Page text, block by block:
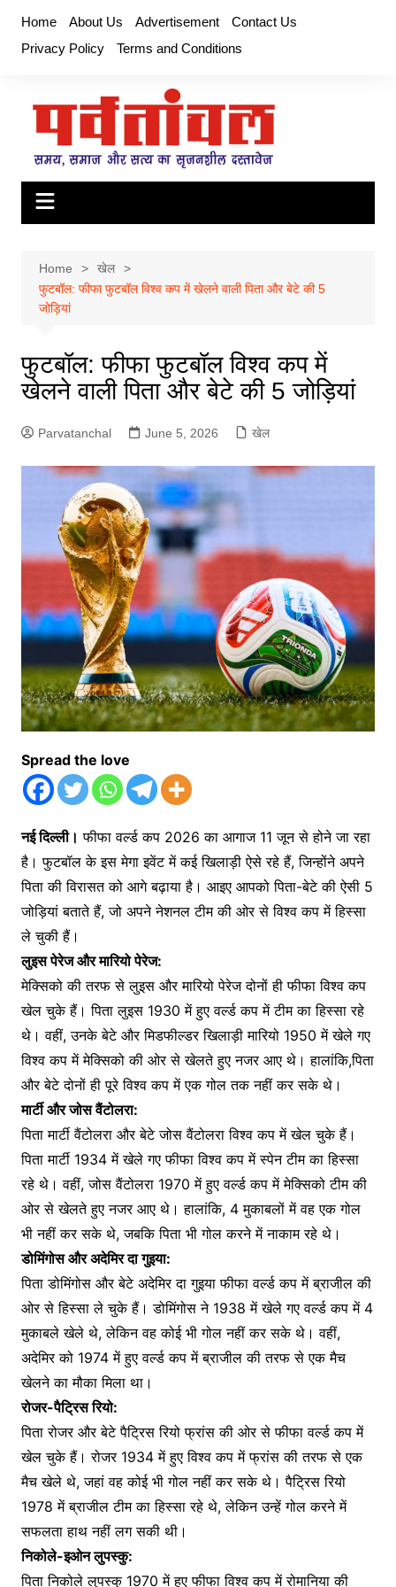
content
Home About Us Advertisement
Contact Us
Privacy Policy
Terms and Conditions
Home
खेल
फुटबॉल: फीफा फुटबॉल विश्व कप में खेलने वाली पिता और बेटे की 5
जोड़ियां
फुटबॉल: फीफा फुटबॉल विश्व कप में
खेलने वाली पिता और बेटे की 5 जोड़ियां
Parvatanchal June 5, 2026 खेल
Spread the love
नई दिल्ली। फीफा वर्ल्ड कप 2026 का आगाज 11 जून से होने जा रहा
है। फुटबॉल के इस मेगा इवेंट में कई खिलाड़ी ऐसे रहे हैं, जिन्होंने अपने
पिता की विरासत को आगे बढ़ाया है। आइए आपको पिता-बेटे की ऐसी 5
जोड़ियां बताते हैं, जो अपने नेशनल टीम की ओर से विश्व कप में हिस्सा
ले चुकी हैं।
लुइस पेरेज और मारियो पेरेज:
मेक्सिको की तरफ से लुइस और मारियो पेरेज दोनों ही फीफा विश्व कप
खेल चुके हैं। पिता लुइस 1930 में हुए वर्ल्ड कप में टीम का हिस्सा रहे
थे। वहीं, उनके बेटे और मिडफील्डर खिलाड़ी मारियो 1950 में खेले गए
विश्व कप में मेक्सिको की ओर से खेलते हुए नजर आए थे। हालांकि,पिता
और बेटे दोनों ही पूरे विश्व कप में एक गोल तक नहीं कर सके थे।
मार्टी और जोस वैंटोलरा:
पिता मार्टी वैंटोलरा और बेटे जोस वैंटोलरा विश्व कप में खेल चुके हैं।
पिता मार्टी 1934 में खेले गए फीफा विश्व कप में स्पेन टीम का हिस्सा
रहे थे। वहीं, जोस वैंटोलरा 1970 में हुए वर्ल्ड कप में मेक्सिको टीम की
ओर से खेलते हुए नजर आए थे। हालांकि, 4 मुकाबलों में वह एक गोल
भी नहीं कर सके थे, जबकि पिता भी गोल करने में नाकाम रहे थे।
डोमिंगोस और अदेमिर दा गुइया:
पिता डोमिंगोस और बेटे अदेमिर दा गुइया फीफा वर्ल्ड कप में ब्राजील की
ओर से हिस्सा ले चुके हैं। डोमिंगोस ने 1938 में खेले गए वर्ल्ड कप में 4
मुकाबले खेले थे, लेकिन वह कोई भी गोल नहीं कर सके थे। वहीं,
अदेमिर को 1974 में हुए वर्ल्ड कप में ब्राजील की तरफ से एक मैच
खेलने का मौका मिला था।
रोजर-पैट्रिस रियो:
पिता रोजर और बेटे पैट्रिस रियो फ्रांस की ओर से फीफा वर्ल्ड कप में
खेल चुके हैं। रोजर 1934 में हुए विश्व कप में फ्रांस की तरफ से एक
मैच खेले थे, जहां वह कोई भी गोल नहीं कर सके थे। पैट्रिस रियो
1978 में ब्राजील टीम का हिस्सा रहे थे, लेकिन उन्हें गोल करने में
सफलता हाथ नहीं लग सकी थी।
निकोले-इओन लुपस्कु:
पिता निकोले लुपस्कु 1970 में हुए फीफा विश्व कप में रोमानिया की